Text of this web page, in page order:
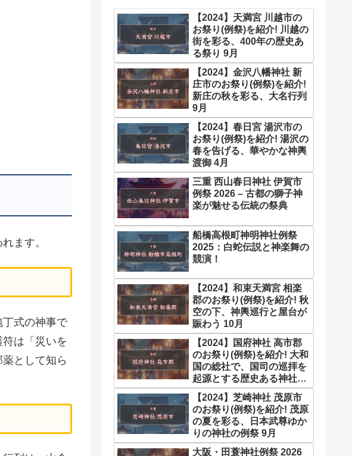
ます。
式の神事で
は「災いを
として知ら
【2024】天満宮 川越市の
お祭り(例祭)を紹介! 川越の
街を彩る、400年の歴史あ
る祭り 9月
【2024】金沢八幡神社 新
庄市のお祭り(例祭)を紹介!
新庄の秋を彩る、大名行列
9月
【2024】春日宮 湯沢市の
お祭り(例祭)を紹介! 湯沢の
春を告げる、華やかな神輿
渡御 4月
三重 西山春日神社 伊賀市
例祭 2026 – 古都の獅子神
楽が魅せる伝統の祭典
船橋高根町神明神社例祭
2025：白蛇伝説と神楽舞の
競演！
【2024】和束天満宮 相楽
郡のお祭り(例祭)を紹介! 秋
空の下、神輿巡行と屋台が
賑わう 10月
【2024】国府神社 高市郡
のお祭り(例祭)を紹介! 大和
国の総社で、国司の巡拝を
起源とする歴史ある神社の
例大祭 4月
【2024】芝崎神社 茂原市
のお祭り(例祭)を紹介! 茂原
の夏を彩る、日本武尊ゆか
りの神社の例祭 9月
大阪・田蓑神社例祭 2026